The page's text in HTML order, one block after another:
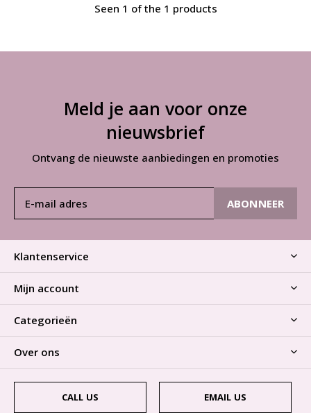
Seen 1 of the 1 products
Meld je aan voor onze
nieuwsbrief
Ontvang de nieuwste aanbiedingen en promoties
ABONNEER
Klantenservice
Mijn account
Categorieën
Over ons
CALL US EMAIL US